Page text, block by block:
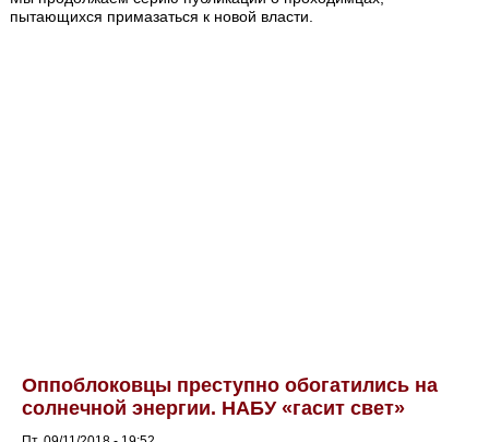
пытающихся примазаться к новой власти.
Оппоблоковцы преступно обогатились на
солнечной энергии. НАБУ «гасит свет»